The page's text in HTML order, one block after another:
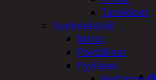
Tarvikkeet
Kodintekstiilit
Matot
Pöytäliinat
Pyyhkeet